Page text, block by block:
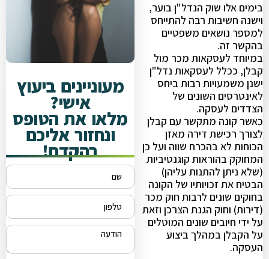
בימים אלו שוק הנדל"ן בוער,
וישנה חשיבות רבה להתייחס
למספר נושאים משפטיים
בהקשר זה.
במיוחד לעסקאות מכר מול
קבלן, ככלל לעסקאות נדל"ן
ישנן משמעויות רבות ביחס
לאינטרסים השונים של
הצדדים לעסקה.
כאשר קונה מתקשר עם קבלן
לצורך רכישת דירה מאזן
הכוחות לא בהכרח שווה ועל כן
המחוקק בהוראות קוגנטיביות
(שלא ניתן להתנות עליהן)
הבטיח את זכויותיו של הקונה
בחוקים שונים לרבות חוק מכר
(דירות) וחוק הגנת הצרכן וזאת
על ידי חיובים שונים המוטלים
על הקבלן במהלך ביצוע
העסקה.
מעוניינים ביעוץ
אישי?
מלאו את הטופס
ונחזור אליכם
בהקדם!